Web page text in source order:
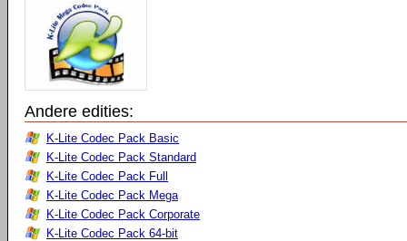
Andere edities:
K-Lite Codec Pack Basic
K-Lite Codec Pack Standard
K-Lite Codec Pack Full
K-Lite Codec Pack Mega
K-Lite Codec Pack Corporate
K-Lite Codec Pack 64-bit